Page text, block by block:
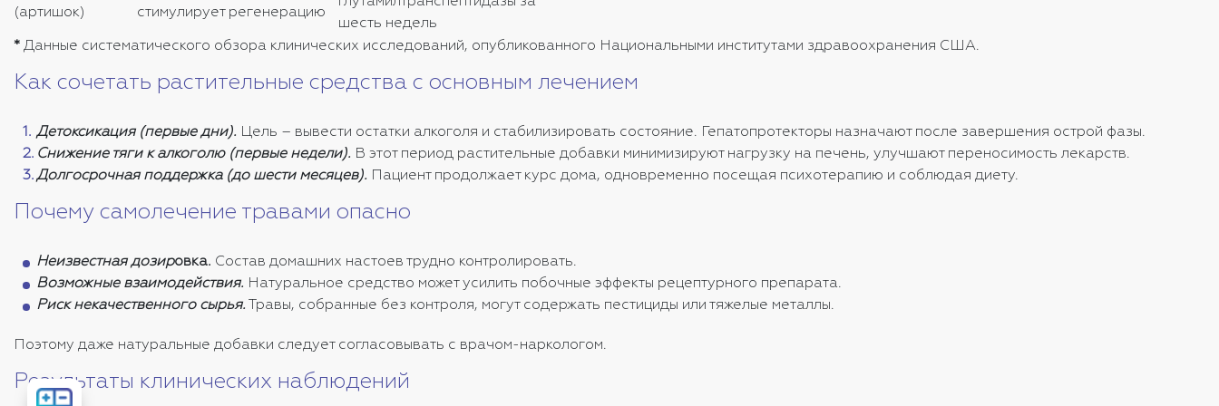
(артишок) стимулирует регенерацию
шесть недель
* Данные систематического обзора клинических исследований, опубликованного Национальными институтами здравоохранения США.
Как сочетать растительные средства с основным лечением
Детоксикация (первые дни). Цель – вывести остатки алкоголя и стабилизировать состояние. Гепатопротекторы назначают после завершения острой фазы.
Снижение тяги к алкоголю (первые недели). В этот период растительные добавки минимизируют нагрузку на печень, улучшают переносимость лекарств.
Долгосрочная поддержка (до шести месяцев). Пациент продолжает курс дома, одновременно посещая психотерапию и соблюдая диету.
Почему самолечение травами опасно
Неизвестная дозировка. Состав домашних настоев трудно контролировать.
Возможные взаимодействия. Натуральное средство может усилить побочные эффекты рецептурного препарата.
Риск некачественного сырья.
Травы, собранные без контроля, могут содержать пестициды или тяжелые металлы.
Поэтому даже натуральные добавки следует согласовывать с врачом-наркологом.
Результаты клинических наблюдений